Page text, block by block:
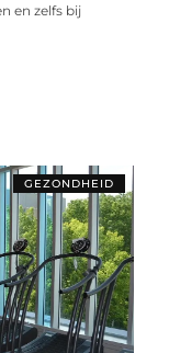
en zelfs bij
GEZONDHEID